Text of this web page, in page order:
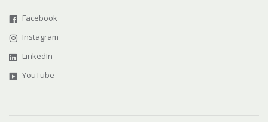
Facebook
Instagram
LinkedIn
YouTube